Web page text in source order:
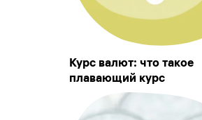
Курс валют: что такое
плавающий курс